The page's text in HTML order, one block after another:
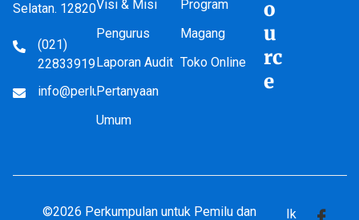
Selatan. 12820
(021)
22833919
info@perludem.or.id
Visi & Misi
Pengurus
Laporan Audit
Pertanyaan
Umum
Program
Magang
Toko Online
o
u
rc
e
©2026 Perkumpulan untuk Pemilu dan
Ik